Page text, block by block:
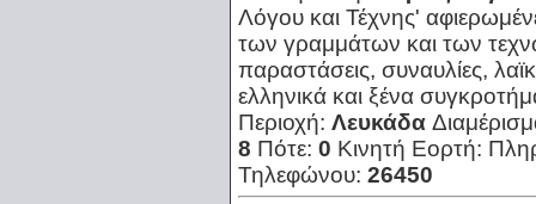
Λόγου και Τέχνης'
των γραμμάτων και των
παραστάσεις, συναυλίες,
ελληνικά και ξένα
Περιοχή: Λευκάδα
8 Πότε: 0 Κινητή Εορτή:
Τηλεφώνου: 26450